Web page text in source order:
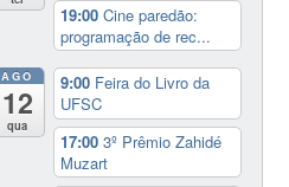
19:00Cine paredão:
programação de rec...
AGO
12
qua
9:00 Feira do Livro da
UFSC
17:003º Prêmio Zahidé
Muzart